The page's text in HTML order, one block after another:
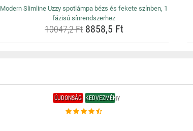
Modern Slimline Uzzy spotlámpa bézs és fekete színben, 1
fázisú sínrendszerhez
10047,2 Ft8858,5 Ft
ÚJDONSÁG KEDVEZMÉNY